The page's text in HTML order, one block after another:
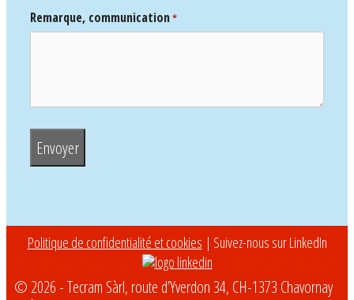
Remarque, communication*
Politique de confidentialité et cookies | Suivez-nous sur LinkedIn
© 2026 - Tecram Sàrl, route d’Yverdon 34, CH-1373 Chavornay